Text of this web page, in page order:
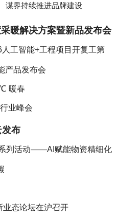
谋界持续推进品牌建设
暖解决方案暨新品发布会
工智能+工程项目开复工第
产品发布会
暖春
业峰会
发布
列活动——AI赋能物资精细化
业态论坛在沪召开